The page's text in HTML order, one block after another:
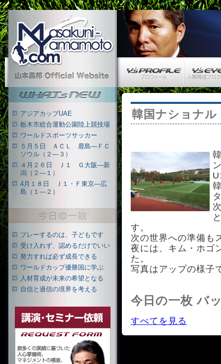
Masakuni-Yamamoto.com
山本昌邦 公式ウェブサイト
韓国ナショナ
す。
次の世界への準備も
夜には、キム・ホゴ
た。
写真はアップの様子
今日の一枚 バ
すべてを見る
What's New
アジアカップUAE
栃木市総合運動公園陸上競技場
ワールドスポーツサッカー
５月５日 ＡＣＬ 鹿島―ＦＣ
ソウル（２―３）
４月２６日 Ｊ１ Ｇ大阪―新
潟（２―１）
4月１８日 Ｊ１・Ｆ東京―広
島（１―２）
プレーするのは、子どもです
受け入れず、認めるだけでいい
努力すれば必ず成長できる
ワールドカップ優勝国に学ぶ
人材育成が未来の希望となる
自信と過信の境界を考える